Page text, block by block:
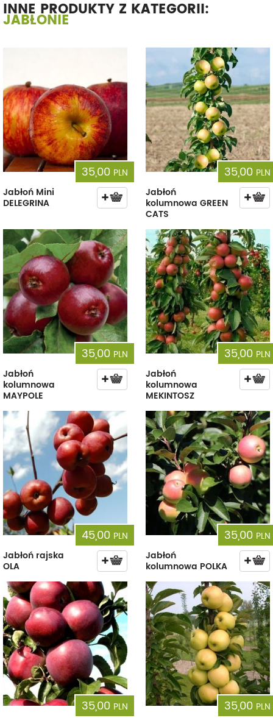
INNE PRODUKTY Z KATEGORII:
JABŁONIE
35,00 PLN
Jabłoń Mini
DELEGRINA
35,00 PLN
Jabłoń
kolumnowa GREEN
CATS
35,00 PLN
Jabłoń
kolumnowa
MAYPOLE
35,00 PLN
Jabłoń
kolumnowa
MEKINTOSZ
45,00 PLN
Jabłoń rajska
OLA
35,00 PLN
Jabłoń
kolumnowa POLKA
35,00 PLN
35,00 PLN